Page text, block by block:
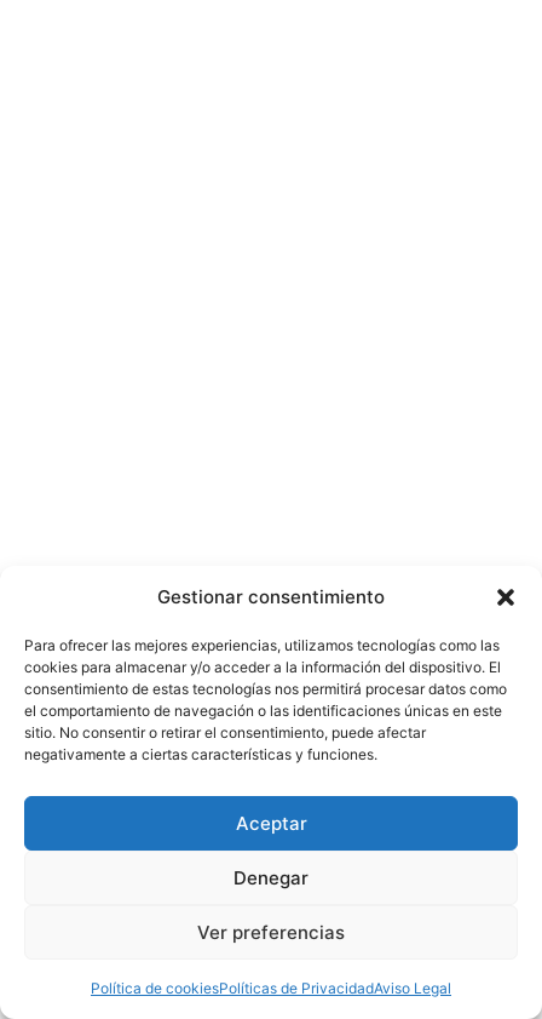
Gestionar consentimiento
Para ofrecer las mejores experiencias, utilizamos tecnologías como las
cookies para almacenar y/o acceder a la información del dispositivo. El
consentimiento de estas tecnologías nos permitirá procesar datos como
el comportamiento de navegación o las identificaciones únicas en este
sitio. No consentir o retirar el consentimiento, puede afectar
negativamente a ciertas características y funciones.
Aceptar
Denegar
Ver preferencias
Política de cookiesPolíticas de PrivacidadAviso Legal